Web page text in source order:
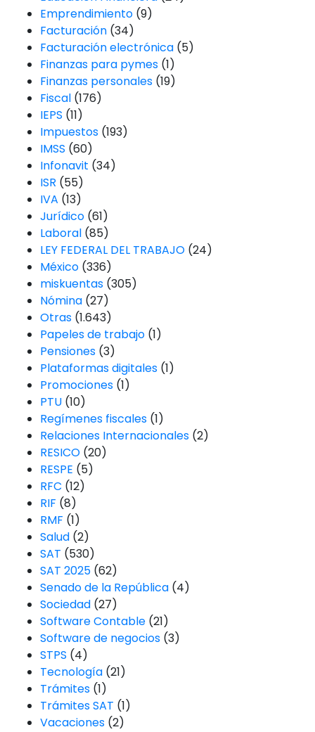
Emprendimiento(9)
Facturación(34)
Facturación electrónica(5)
Finanzas para pymes(1)
Finanzas personales(19)
Fiscal(176)
IEPS (11)
Impuestos(193)
IMSS (60)
Infonavit (34)
ISR (55)
IVA (13)
Jurídico(61)
Laboral(85)
LEY FEDERAL DEL TRABAJO(24)
México(336)
miskuentas(305)
Nómina(27)
Otras(1.643)
Papeles de trabajo(1)
Pensiones(3)
Plataformas digitales(1)
Promociones(1)
PTU(10)
Regímenes fiscales(1)
Relaciones Internacionales(2)
RESICO(20)
RESPE (5)
RFC (12)
RIF (8)
RMF (1)
Salud(2)
SAT (530)
SAT 2025(62)
Senado de la República(4)
Sociedad(27)
Software Contable(21)
Software de negocios(3)
STPS (4)
Tecnología(21)
Trámites(1)
Trámites SAT (1)
Vacaciones(2)